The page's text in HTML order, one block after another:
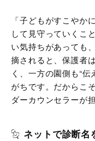
「子どもがすこやか
して見守っていくこ
い気持ちがあっても
摘されると、保護者
く、一方の園側も“
がちです。だからこ
ダーカウンセラーが
ネットで診断名